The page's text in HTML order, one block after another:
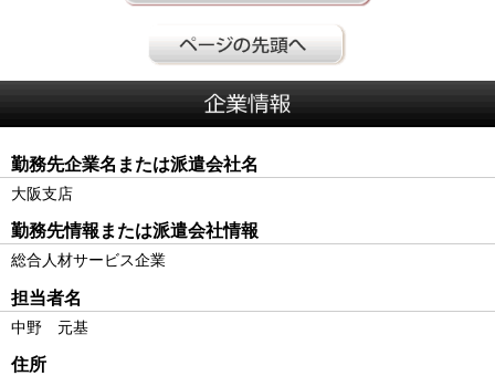
勤務先企業名または派遣会社名
大阪支店
勤務先情報または派遣会社情報
総合人材サービス企業
担当者名
中野 元基
住所